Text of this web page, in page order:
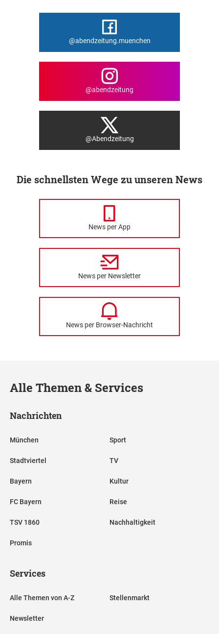
@abendzeitung.muenchen
@abendzeitung
@Abendzeitung
Die schnellsten Wege zu unseren News
News per App
News per Newsletter
News per Browser-Nachricht
Alle Themen & Services
Nachrichten
München
Stadtviertel
Bayern
FC Bayern
TSV 1860
Promis
Sport
TV
Kultur
Reise
Nachhaltigkeit
Services
Alle Themen von A-Z
Newsletter
Stellenmarkt